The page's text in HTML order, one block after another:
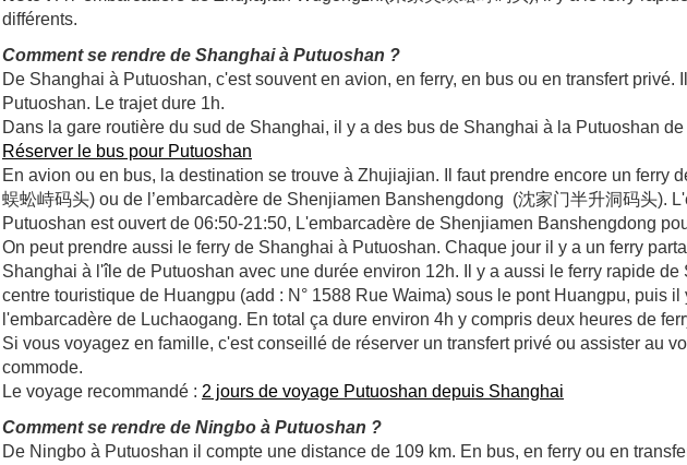
différents.
Comment se rendre de Shanghai à Putuoshan ?
De Shanghai à Putuoshan, c'est souvent en avion, en ferry, en bus ou en transfert
Putuoshan. Le trajet dure 1h.
Dans la gare routière du sud de Shanghai, il y a des bus de Shanghai à la Putuoshan
Réserver le bus pour Putuoshan
En avion ou en bus, la destination se trouve à Zhujiajian. Il faut prendre encore un ferry
蜈蚣峙码头) ou de l’embarcadère de Shenjiamen Banshengdong (沈家门半升洞码头).
Putuoshan est ouvert de 06:50-21:50, L'embarcadère de Shenjiamen Banshengdong
On peut prendre aussi le ferry de Shanghai à Putuoshan. Chaque jour il y a un ferry
Shanghai à l'île de Putuoshan avec une durée environ 12h. Il y a aussi le ferry rapide
centre touristique de Huangpu (add : N° 1588 Rue Waima) sous le pont Huangpu, puis
l'embarcadère de Luchaogang. En total ça dure environ 4h y compris deux heures de
Si vous voyagez en famille, c'est conseillé de réserver un transfert privé ou assister au
commode.
Le voyage recommandé : 2 jours de voyage Putuoshan depuis Shanghai
Comment se rendre de Ningbo à Putuoshan ?
De Ningbo à Putuoshan il compte une distance de 109 km. En bus, en ferry ou en